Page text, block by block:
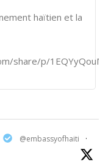
haïtien et la
share/p/
@embassyofhaiti
·